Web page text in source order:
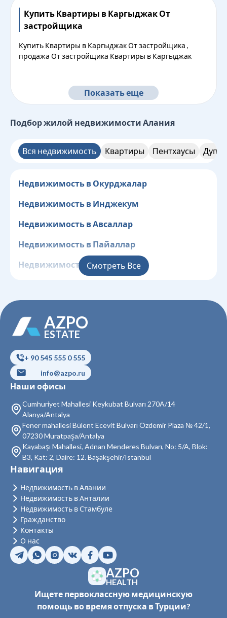
Купить Квартиры в Каргыджак От
застройщика
Купить Квартиры в Каргыджак От застройщика ,
продажа От застройщика Квартиры в Каргыджак
Показать еще
Подбор жилой недвижимости Алания
Вся недвижимость Квартиры Пентхаусы
Недвижимость в Окурджалар
Недвижимость в Инджекум
Недвижимость в Авсаллар
Недвижимость в Пайаллар
Недвижимость в Конаклы
Недвижимость в Джикджилли
Недвижимость в Чиплаклы
Недвижимость в Тосмур
Недвижимость в Кестель
Недвижимость в Махмутлар
Недвижимость в Демирташ
Недвижимость в Газипаша
Недвижимость в Тюрклер
Смотреть Все
AZPO
ESTATE
+ 90 545 555 0 555
info@azpo.ru
Наши офисы
Cumhuriyet Mahallesi Keykubat Bulvarı 270A/14
Alanya/Antalya
Fener mahallesi Bülent Ecevit Bulvarı Özdemir Plaza № 42/1,
07230 Muratpaşa/Antalya
Kayabaşı Mahallesi, Adnan Menderes Bulvarı, No: 5/A, Blok:
B3, Kat: 2, Daire: 12. Başakşehir/Istanbul
AZPO
HEALTH
Ищете первоклассную медицинскую
помощь во время отпуска в Турции?
Навигация
Недвижимость в Алании
Недвижимость в Анталии
Недвижимость в Стамбуле
Гражданство
Контакты
О нас